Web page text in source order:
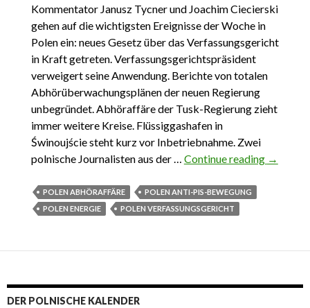
Kommentator Janusz Tycner und Joachim Ciecierski
gehen auf die wichtigsten Ereignisse der Woche in
Polen ein: neues Gesetz über das Verfassungsgericht
in Kraft getreten. Verfassungsgerichtspräsident
verweigert seine Anwendung. Berichte von totalen
Abhörüberwachungsplänen der neuen Regierung
unbegründet. Abhöraffäre der Tusk-Regierung zieht
immer weitere Kreise. Flüssiggashafen in
Świnoujście steht kurz vor Inbetriebnahme. Zwei
polnische Journalisten aus der … Continue reading Das
→
POLEN ABHÖRAFFÄRE
POLEN ANTI-PIS-BEWEGUNG
POLEN ENERGIE
POLEN VERFASSUNGSGERICHT
DER POLNISCHE KALENDER